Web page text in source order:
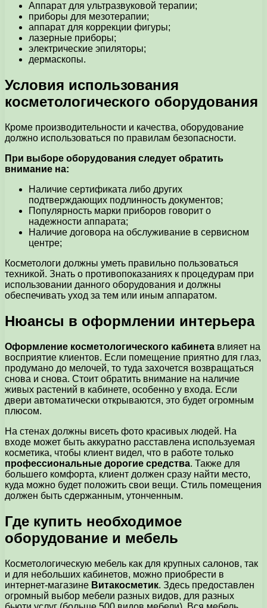
Аппарат для ультразвуковой терапии;
приборы для мезотерапии;
аппарат для коррекции фигуры;
лазерные приборы;
электрические эпиляторы;
дермаскопы.
Условия использования
косметологического оборудования
Кроме производительности и качества, оборудование
должно использоваться по правилам безопасности.
При выборе оборудования следует обратить
внимание на:
Наличие сертификата либо других
подтверждающих подлинность документов;
Популярность марки приборов говорит о
надежности аппарата;
Наличие договора на обслуживание в сервисном
центре;
Косметологи должны уметь правильно пользоваться
техникой. Знать о противопоказаниях к процедурам при
использовании данного оборудования и должны
обеспечивать уход за тем или иным аппаратом.
Нюансы в оформлении интерьера
Оформление косметологического кабинета влияет на
восприятие клиентов. Если помещение приятно для глаз,
продумано до мелочей, то туда захочется возвращаться
снова и снова. Стоит обратить внимание на наличие
живых растений в кабинете, особенно у входа. Если
двери автоматически открываются, это будет огромным
плюсом.
На стенах должны висеть фото красивых людей. На
входе может быть аккуратно расставлена используемая
косметика, чтобы клиент видел, что в работе только
профессиональные дорогие средства. Также для
большего комфорта, клиент должен сразу найти место,
куда можно будет положить свои вещи. Стиль помещения
должен быть сдержанным, утонченным.
Где купить необходимое
оборудование и мебель
Косметологическую мебель как для крупных салонов, так
и для небольших кабинетов, можно приобрести в
интернет-магазине Витакосметик. Здесь предоставлен
огромный выбор мебели разных видов, для разных